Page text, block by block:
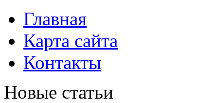
Главная
Карта сайта
Контакты
Новые статьи